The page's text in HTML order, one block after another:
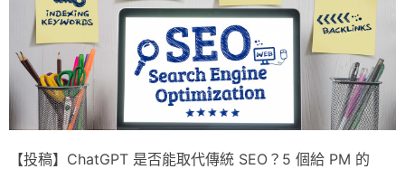
【投稿】ChatGPT 是否能取代傳統 SEO？5 個給 PM 的